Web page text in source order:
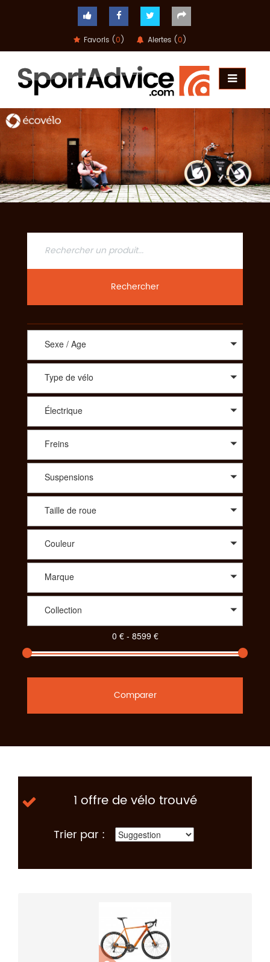
Favoris (0) Alertes (0)
COMPARATEUR
CONSEILS
QUESTIONS
-
RÉPONSES
CONTACT
Rechercher
Sexe / Age
Type de vélo
Électrique
Freins
Suspensions
Taille de roue
Couleur
Marque
Collection
Comparer
1 offre de vélo trouvé
Trier par :